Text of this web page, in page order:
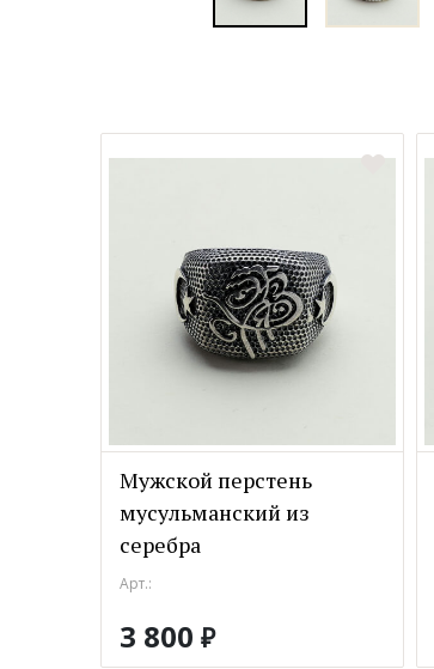
Мужской перстень
мусульманский из
серебра
Арт.:
3 800 ₽